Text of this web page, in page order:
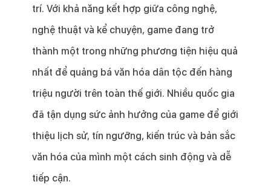
trí. Với khả năng kết hợp giữa công nghệ,
nghệ thuật và kể chuyện, game đang trở
thành một trong những phương tiện hiệu quả
nhất để quảng bá văn hóa dân tộc đến hàng
triệu người trên toàn thế giới. Nhiều quốc gia
đã tận dụng sức ảnh hưởng của game để giới
thiệu lịch sử, tín ngưỡng, kiến trúc và bản sắc
văn hóa của mình một cách sinh động và dễ
tiếp cận.